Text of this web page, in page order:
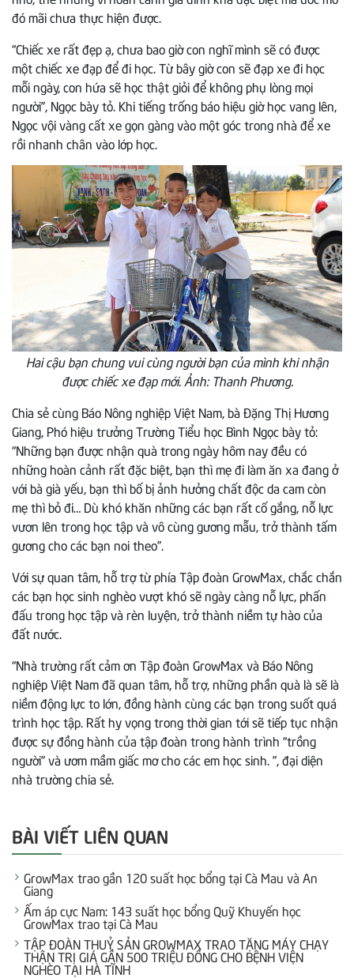
đó mãi chưa thực hiện được.
“Chiếc xe rất đẹp ạ, chưa bao giờ con nghĩ mình sẽ có được
một chiếc xe đạp để đi học. Từ bây giờ con sẽ đạp xe đi học
mỗi ngày, con hứa sẽ học thật giỏi để không phụ lòng mọi
người”, Ngọc bày tỏ. Khi tiếng trống báo hiệu giờ học vang lên,
Ngọc vội vàng cất xe gọn gàng vào một góc trong nhà để xe
rồi nhanh chân vào lớp học.
Hai cậu bạn chung vui cùng người bạn của mình khi nhận
được chiếc xe đạp mới. Ảnh: Thanh Phương.
Chia sẻ cùng Báo Nông nghiệp Việt Nam, bà Đặng Thị Hương
Giang, Phó hiệu trưởng Trường Tiểu học Bình Ngọc bày tỏ:
“Những bạn được nhận quà trong ngày hôm nay đều có
những hoàn cảnh rất đặc biệt, bạn thì mẹ đi làm ăn xa đang ở
với bà già yếu, bạn thì bố bị ảnh hưởng chất độc da cam còn
mẹ thì bỏ đi… Dù khó khăn những các bạn rất cố gắng, nỗ lực
vươn lên trong học tập và vô cùng gương mẫu, trở thành tấm
gương cho các bạn noi theo”.
Với sự quan tâm, hỗ trợ từ phía Tập đoàn GrowMax, chắc chắn
các bạn học sinh nghèo vượt khó sẽ ngày càng nỗ lực, phấn
đấu trong học tập và rèn luyện, trở thành niềm tự hào của
đất nước.
“Nhà trường rất cảm ơn Tập đoàn GrowMax và Báo Nông
nghiệp Việt Nam đã quan tâm, hỗ trợ, những phần quà là sẽ là
niềm động lực to lớn, đồng hành cùng các bạn trong suốt quá
trình học tập. Rất hy vọng trong thời gian tới sẽ tiếp tục nhận
được sự đồng hành của tập đoàn trong hành trình “trồng
người” và ươm mầm giấc mơ cho các em học sinh. ”, đại diện
nhà trường chia sẻ.
BÀI VIẾT LIÊN QUAN
GrowMax trao gần 120 suất học bổng tại Cà Mau và An
Giang
Ấm áp cực Nam: 143 suất học bổng Quỹ Khuyến học
GrowMax trao tại Cà Mau
TẬP ĐOÀN THUỶ SẢN GROWMAX TRAO TẶNG MÁY CHẠY
THẬN TRỊ GIÁ GẦN 500 TRIỆU ĐỒNG CHO BỆNH VIỆN
NGHÈO TẠI HÀ TĨNH